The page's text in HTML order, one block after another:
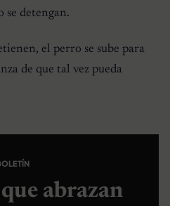
se detengan.
el perro se sube para
de que tal vez pueda
abrazan